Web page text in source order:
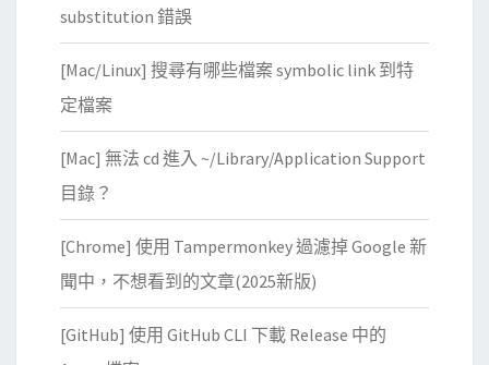
I
l
e
g
l
m
i
x
o
substitution 錯誤
[Mac/Linux] 搜尋有哪些檔案 symbolic link 到特
定檔案
[Mac] 無法 cd 進入 ~/Library/Application Support
目錄？
[Chrome] 使用 Tampermonkey 過濾掉 Google 新
聞中，不想看到的文章(2025新版)
[GitHub] 使用 GitHub CLI 下載 Release 中的